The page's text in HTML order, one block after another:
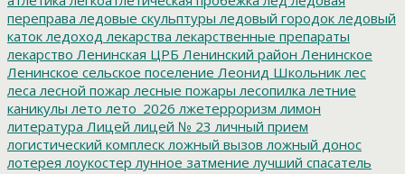
переправа ледовые скульптуры ледовый городок ледовый
каток ледоход лекарства лекарственные препараты
лекарство Ленинская ЦРБ Ленинский район Ленинское
Ленинское сельское поселение Леонид Школьник лес
леса лесной пожар лесные пожары лесопилка летние
каникулы лето лето_2026 лжетерроризм лимон
литература Лицей лицей № 23 личный прием
логистический комплеск ложный вызов ложный донос
лотерея лоукостер лунное затмение лучший спасатель